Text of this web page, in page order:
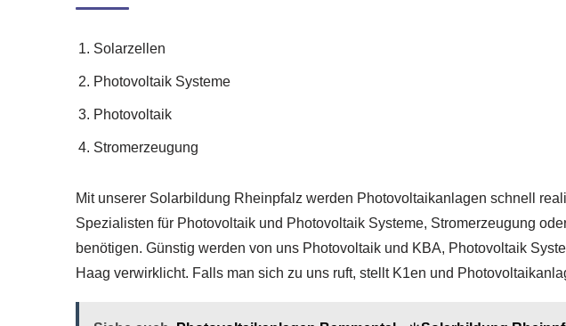
Solarzellen
Photovoltaik Systeme
Photovoltaik
Stromerzeugung
Mit unserer Solarbildung Rheinpfalz werden Photovoltaikanlagen schnell
Spezialisten für Photovoltaik und Photovoltaik Systeme, Stromerzeugung
benötigen. Günstig werden von uns Photovoltaik und KBA, Photovoltaik
Haag verwirklicht. Falls man sich zu uns ruft, stellt K1en und